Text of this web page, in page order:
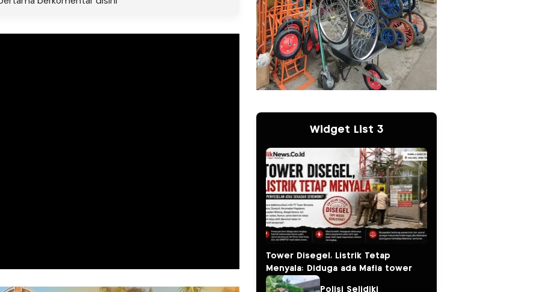
Widget List 3
Tower Disegel, Listrik Tetap
Menyala: Diduga ada Mafia tower
Polisi Selidiki